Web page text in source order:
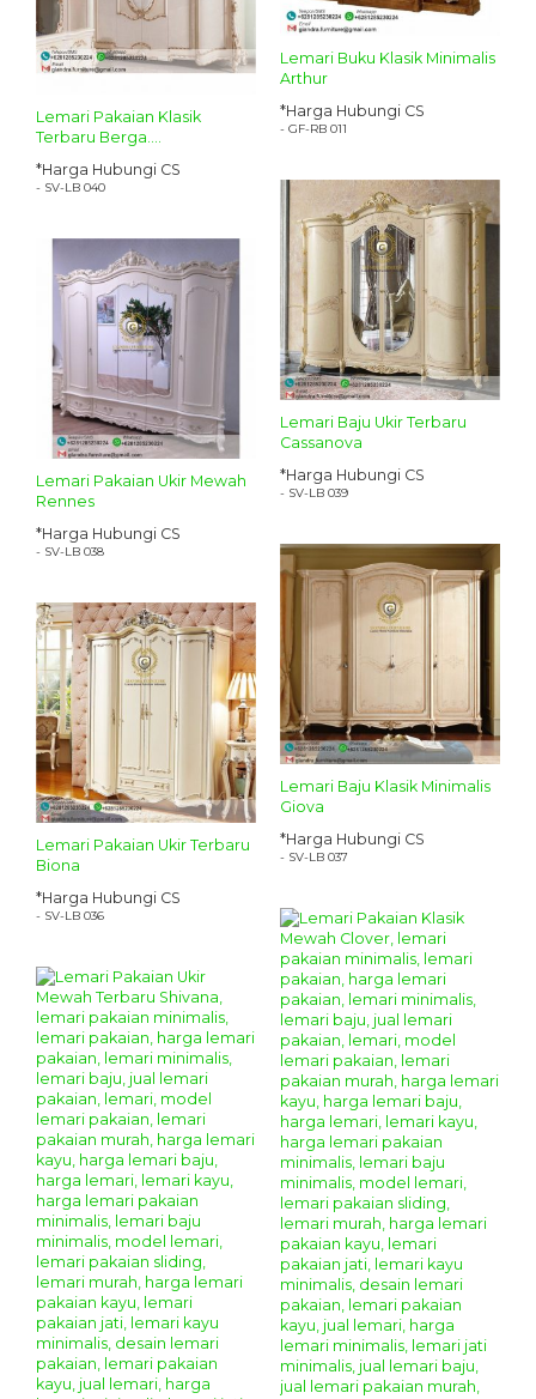
Lemari Buku Klasik Minimalis
Arthur
*Harga Hubungi CS
- GF-RB 011
Lemari Pakaian Klasik
Terbaru Berga....
*Harga Hubungi CS
- SV-LB 040
Lemari Baju Ukir Terbaru
Cassanova
*Harga Hubungi CS
- SV-LB 039
Lemari Pakaian Ukir Mewah
Rennes
*Harga Hubungi CS
- SV-LB 038
Lemari Baju Klasik Minimalis
Giova
*Harga Hubungi CS
- SV-LB 037
Lemari Pakaian Ukir Terbaru
Biona
*Harga Hubungi CS
- SV-LB 036